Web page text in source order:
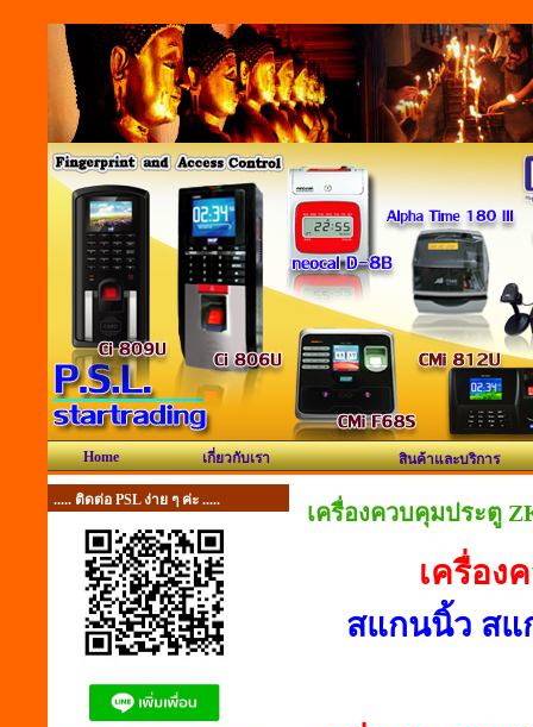
Home เกี่ยวกับเรา สินค้าและบริการ
..... ติดต่อ PSL ง่าย ๆ ค่ะ ..... เครื่องควบคุมประตู
เครื่อง
สแกนนิ้ว สแ